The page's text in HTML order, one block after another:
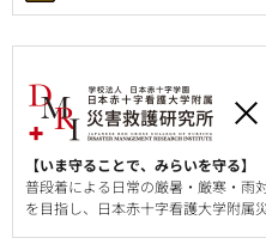
【いま守ることで、みらいを守る】
普段着による日常の厳暑・厳寒・雨
を目指し、日本赤十字看護大学附属